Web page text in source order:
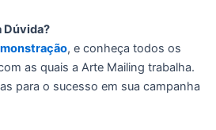
Dúvida?
, e conheça todos os
as quais a Arte Mailing trabalha.
para o sucesso em sua campanha